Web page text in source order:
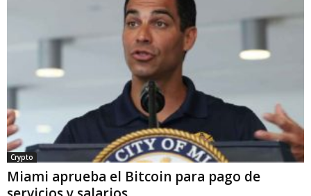
Crypto
Miami aprueba el Bitcoin para pago de